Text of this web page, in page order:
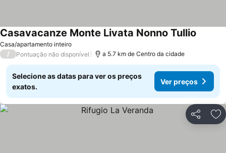
Casa/apartamento inteiro
Casavacanze Monte Livata Nonno Tullio
/ Pontuação não disponível a 5.7 km de Centro da cidade
Selecione as datas para ver os preços
exatos.
Ver preços
Partilhar